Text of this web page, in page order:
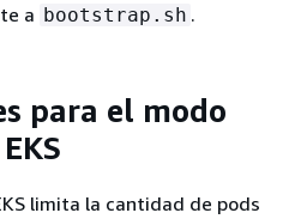
a bootstrap.sh .
para el modo
limita la cantidad de pods